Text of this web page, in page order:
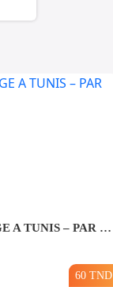
FEMME DE MENAGE A TUNIS – PAR JOUR A Ezzahra
60 TND